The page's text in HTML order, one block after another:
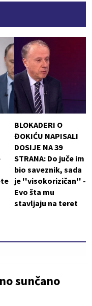
BLOKADERI O
ĐOKIĆU NAPISALI
DOSIJE NA 39
STRANA: Do juče im
bio saveznik, sada
je ''visokorizičan'' -
Evo šta mu
stavljaju na teret
sunčano